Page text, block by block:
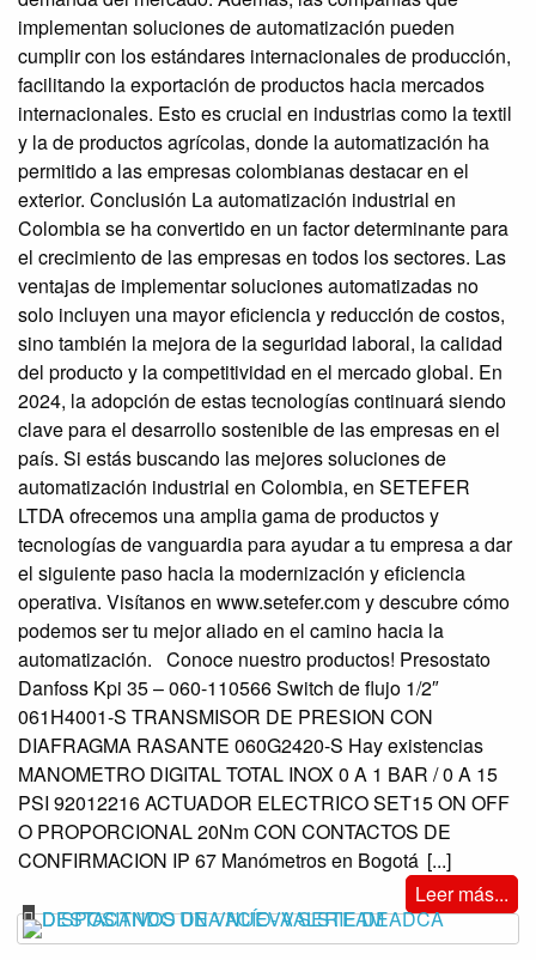
implementan soluciones de automatización pueden
cumplir con los estándares internacionales de producción,
facilitando la exportación de productos hacia mercados
internacionales. Esto es crucial en industrias como la textil
y la de productos agrícolas, donde la automatización ha
permitido a las empresas colombianas destacar en el
exterior. Conclusión La automatización industrial en
Colombia se ha convertido en un factor determinante para
el crecimiento de las empresas en todos los sectores. Las
ventajas de implementar soluciones automatizadas no
solo incluyen una mayor eficiencia y reducción de costos,
sino también la mejora de la seguridad laboral, la calidad
del producto y la competitividad en el mercado global. En
2024, la adopción de estas tecnologías continuará siendo
clave para el desarrollo sostenible de las empresas en el
país. Si estás buscando las mejores soluciones de
automatización industrial en Colombia, en SETEFER
LTDA ofrecemos una amplia gama de productos y
tecnologías de vanguardia para ayudar a tu empresa a dar
el siguiente paso hacia la modernización y eficiencia
operativa. Visítanos en www.setefer.com y descubre cómo
podemos ser tu mejor aliado en el camino hacia la
automatización. Conoce nuestro productos! Presostato
Danfoss Kpi 35 – 060-110566 Switch de flujo 1/2″
061H4001-S TRANSMISOR DE PRESION CON
DIAFRAGMA RASANTE 060G2420-S Hay existencias
MANOMETRO DIGITAL TOTAL INOX 0 A 1 BAR / 0 A 15
PSI 92012216 ACTUADOR ELECTRICO SET15 ON OFF
O PROPORCIONAL 20Nm CON CONTACTOS DE
CONFIRMACION IP 67 Manómetros en Bogotá [...]
Leer más...